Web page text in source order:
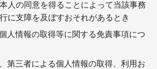
人の同意を得ることによって当該事務
に支障を及ぼすおそれがあるとき
人情報の取得等に関する免責事項につ
第三者による個人情報の取得、利用お